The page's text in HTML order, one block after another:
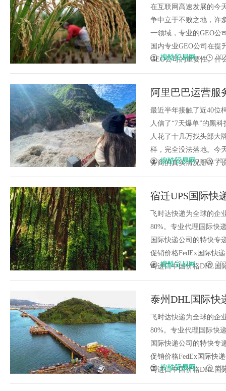
在互联网高速发展的今
争中立于不败之地，许
一领域，专业的GEO公
国内专业GEO公司在
GEO公司的重要性。什
搜酷贸易网
阿里巴巴运营服
最近半年接触了近40位
人信了“7天爆单”的黑
人花了十几万找头部大
样，完全没法落地。今
务商的真实情况掰碎了
搜酷贸易网
宿迁UPS国际快
速递
飞时达快递为全球的企
80%。专业代理国际快
国际快递公司的特快专
促销价格FedEx国际快
司进口中国价格DHL国
搜酷贸易网
泰州DHL国际快
飞时达快递为全球的企
80%。专业代理国际快
国际快递公司的特快专
促销价格FedEx国际快
司进口中国价格DHL国
搜酷贸易网